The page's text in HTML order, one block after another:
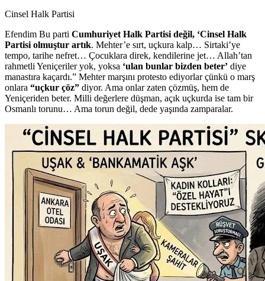
Cinsel Halk Partisi
Efendim Bu parti Cumhuriyet Halk Partisi değil, ‘Cinsel Halk
Partisi olmuştur artık. Mehter’e sırt, uçkura kalp… Sirtaki’ye
tempo, tarihe nefret… Çocuklara direk, kendilerine jet… Allah’tan
rahmetli Yeniçeriler yok, yoksa ‘ulan bunlar bizden beter’ diye
manastıra kaçardı.” Mehter marşını protesto ediyorlar çünkü o marş
onlara “uçkur çöz” diyor. Ama onlar zaten çözmüş, hem de
Yeniçeriden beter. Milli değerlere düşman, açık uçkurda ise tam bir
Osmanlı torunu… Ama torun değil, dede yaşında zamparalar.